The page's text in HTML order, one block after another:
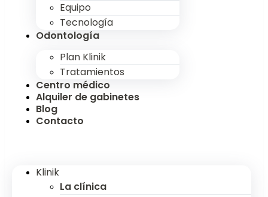
Equipo
Tecnología
Odontología
Plan Klinik
Tratamientos
Centro médico
Alquiler de gabinetes
Blog
Contacto
Klinik
La clínica